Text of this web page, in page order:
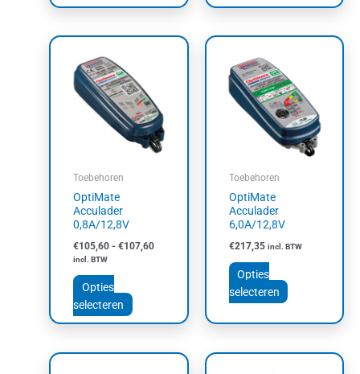
Toebehoren
OptiMate
Acculader
0,8A/12,8V
€105,60 - €107,60
Prijsklasse:
incl. BTW
Opties
selecteren
heeft
meerdere
variaties.
Deze
optie
de
Toebehoren
OptiMate
Acculader
6,0A/12,8V
€217,35 incl. BTW
Opties
selecteren
heeft
meerdere
variaties.
Deze
optie